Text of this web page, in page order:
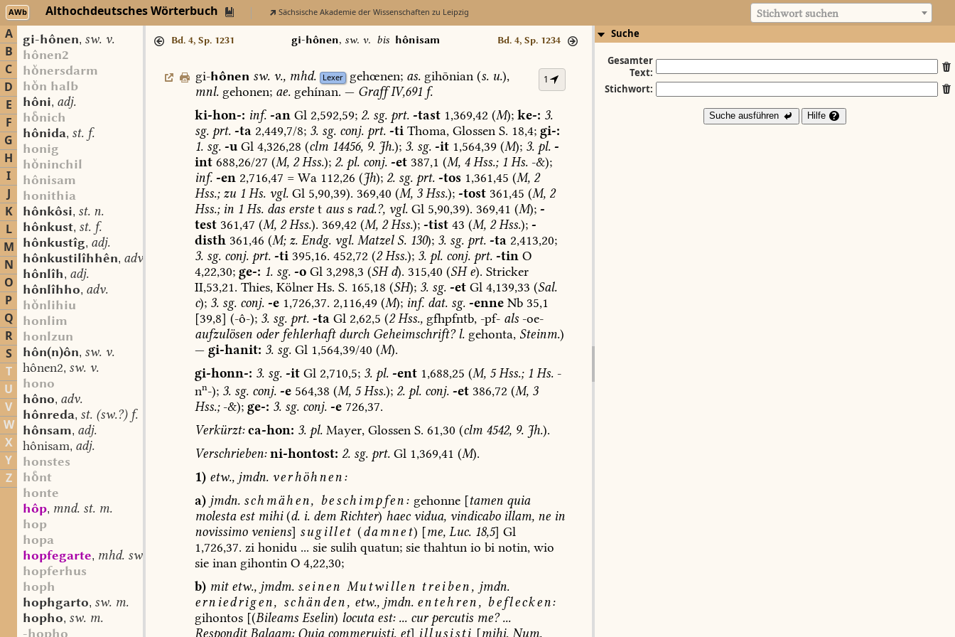
AWb Althochdeutsches Wörterbuch Sächsische Akademie der Wissenschaften zu Leipzig Stichwort suchen
A
B
C
D
E
F
G
H
I
J
K
L
M
N
O
P
Q
R
S
T
U
V
W
X
Y
Z
gi-hônen, sw. v.
hônen2
hnersdarm
hn halb
hôni, adj.
hnich
hônida, st. f.
honig
hninchil
hônisam
honithia
hônkôsi, st. n.
hônkust, st. f.
hônkustîg, adj.
hônkustilîhhên, adv.
hônlîh, adj.
hônlîhho, adv.
hnlihiu
honlim
honlzun
hôn(n)ôn, sw. v.
hônen2, sw. v.
hono
hôno, adv.
hônreda, st. (sw.?) f.
hônsam, adj.
hônisam, adj.
honstes
hnt
honte
hôp, mnd. st. m.
hop
hopa
hopfegarte, mhd. sw. m.
hopferhus
hoph
hophgarto, sw. m.
hopho, sw. m.
-hopho
Bd. 4, Sp. 1231 gi-hônen, sw. v. bis hônisam Bd. 4, Sp. 1234
1
gi-hônen sw. v., mhd. Lexer gehœnen; as.gihōnian(s.u.),
mnl.gehonen; ae.gehínan. — GraffIV,691f.
ki-hon-: inf. -anGl2,592,59; 2.sg.prt. -tast1,369,42 (M); ke-: 3.
sg.prt. -ta2,449,7/8; 3.sg.conj.prt. -tiThoma, GlossenS. 18,4; gi-:
1.sg. -uGl4,326,28 (clm14456, 9.Jh.); 3.sg. -it1,564,39 (M); 3.pl. -
int688,26/27 (M, 2Hss.); 2.pl.conj. -et387,1 (M,4Hss.;1Hs.-&);
inf. -en 2,716,47 =Wa112,26 (Jh); 2.sg.prt. -tos1,361,45 (M, 2
Hss.;zu1Hs.vgl.Gl5,90,39). 369,40 (M,3Hss.); -tost 361,45 (M,2
Hss.;in1Hs.daserstet auss rad.?,vgl.Gl 5,90,39). 369,41 (M); -
test361,47 (M,2Hss.). 369,42 (M, 2Hss.); -tist43 (M,2Hss.); -
disth361,46 (M;z.Endg. vgl.MatzelS.130); 3.sg.prt. -ta2,413,20;
3.sg.conj.prt. -ti395,16. 452,72 (2Hss.); 3.pl.conj.prt. -tinO
4,22,30; ge-: 1.sg. -oGl3,298,3 (SHd). 315,40 (SHe). Stricker
II,53,21. Thies,KölnerHs. S. 165,18 (SH); 3.sg. -etGl 4,139,33 (Sal.
c); 3.sg.conj. -e1,726,37. 2,116,49 (M); inf. dat.sg. -enneNb35,1
[39,8] (-ô-); 3.sg.prt. -taGl2,62,5 (2Hss.,gfhpfntb,-pf- als-oe-
aufzulösenoderfehlerhaft durchGeheimschrift?l.gehonta, Steinm.)
— gi-hanit: 3.sg.Gl1,564,39/40 (M).
gi-honn-: 3.sg. -itGl2,710,5; 3.pl. -ent1,688,25 (M, 5Hss.;1Hs.-
nn-); 3.sg.conj. -e564,38 (M,5Hss.); 2.pl. conj. -et386,72 (M,3
Hss.;-&); ge-: 3.sg.conj. -e726,37.
Verkürzt: ca-hon: 3.pl.Mayer,GlossenS. 61,30 (clm 4542,9.Jh.).
Verschrieben: ni-hontost: 2.sg.prt.Gl1,369,41 (M).
1) etw.,jmdn. verhöhnen:
a) jmdn. schmähen, beschimpfen: gehonne [tamen quia
molestaestmihi(d.i.demRichter) haecvidua, vindicaboillam,nein
novissimoveniens] sugillet (damnet) [me, Luc. 18,5] Gl
1,726,37. zihonidu... siesulih quatun;siethahtunio binotin,wio
sieinangihontinO 4,22,30;
b) mitetw.,jmdm. seinen Mutwillen treiben, jmdn.
erniedrigen, schänden, etw., jmdn. entehren, beflecken:
gihontos[(BileamsEselin) locutaest:...cur percutisme?...
ResponditBalaam:Quiacommeruisti, et] illusisti [mihi,Num.
Suche
Gesamter
Text:
Stichwort:
Suche ausführen Hilfe